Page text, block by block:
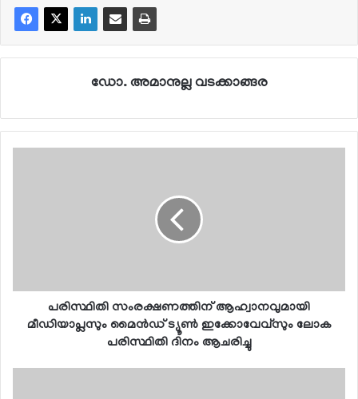
ഡോ. അമാനുല്ല വടക്കാങ്ങര
പരിസ്ഥിതി സംരക്ഷണത്തിന് ആഹ്വാനവുമായി
മീഡിയാപ്ലസും മൈന്‍ഡ് ട്യൂണ്‍ ഇക്കോവേവ്‌സും ലോക
പരിസ്ഥിതി ദിനം ആചരിച്ചു